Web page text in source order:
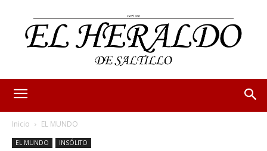
Inicio EL MUNDO
EL MUNDO INSÓLITO